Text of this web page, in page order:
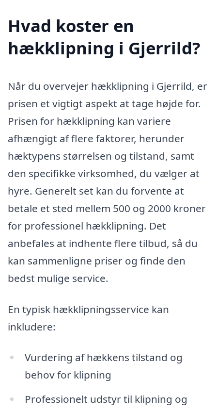
Hvad koster en
hækklipning i Gjerrild?
Når du overvejer hækklipning i Gjerrild, er
prisen et vigtigt aspekt at tage højde for.
Prisen for hækklipning kan variere
afhængigt af flere faktorer, herunder
hæktypens størrelsen og tilstand, samt
den specifikke virksomhed, du vælger at
hyre. Generelt set kan du forvente at
betale et sted mellem 500 og 2000 kroner
for professionel hækklipning. Det
anbefales at indhente flere tilbud, så du
kan sammenligne priser og finde den
bedst mulige service.
En typisk hækklipningsservice kan
inkludere:
Vurdering af hækkens tilstand og
behov for klipning
Professionelt udstyr til klipning og